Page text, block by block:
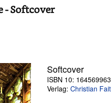
- Softcover
Softcover
ISBN 10:
Verlag: Christian